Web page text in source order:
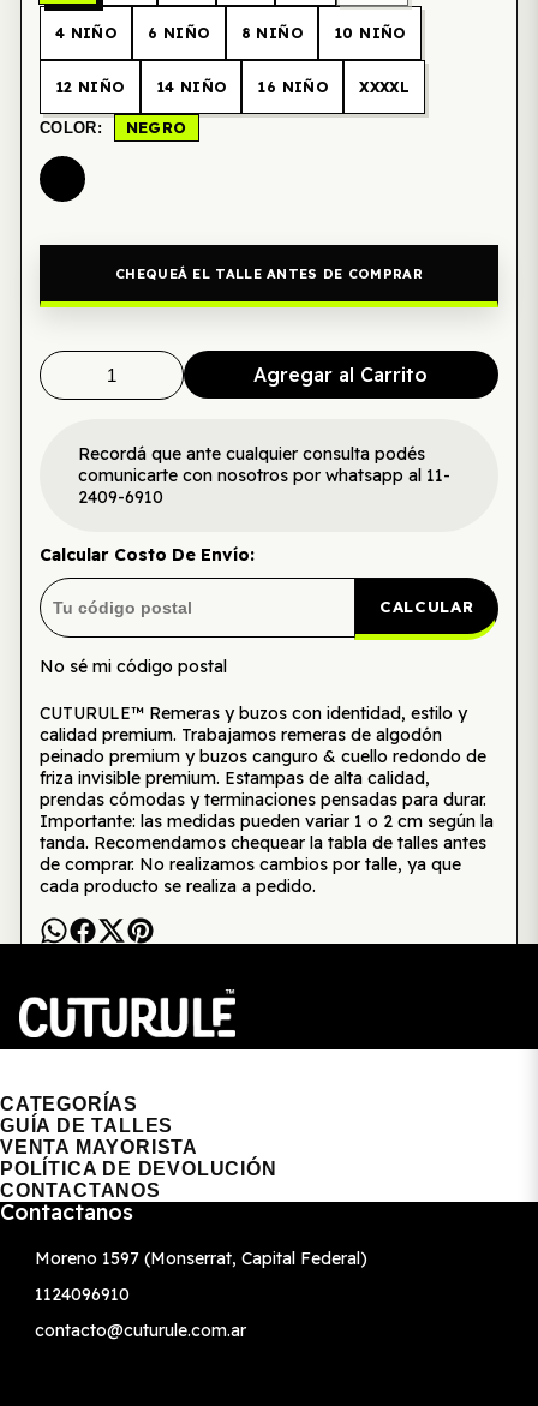
4 NIÑO 6 NIÑO 8 NIÑO 10 NIÑO
12 NIÑO 14 NIÑO 16 NIÑO XXXXL
COLOR: NEGRO
CHEQUEÁ EL TALLE ANTES DE COMPRAR
Agregar al Carrito
Recordá que ante cualquier consulta podés
comunicarte con nosotros por whatsapp al 11-
2409-6910
Calcular Costo De Envío:
CALCULAR
No sé mi código postal
CUTURULE™ Remeras y buzos con identidad, estilo y
calidad premium. Trabajamos remeras de algodón
peinado premium y buzos canguro & cuello redondo de
friza invisible premium. Estampas de alta calidad,
prendas cómodas y terminaciones pensadas para durar.
Importante: las medidas pueden variar 1 o 2 cm según la
tanda. Recomendamos chequear la tabla de talles antes
de comprar. No realizamos cambios por talle, ya que
cada producto se realiza a pedido.
CATEGORÍAS
GUÍA DE TALLES
VENTA MAYORISTA
POLÍTICA DE DEVOLUCIÓN
CONTACTANOS
Contactanos
Moreno 1597 (Monserrat, Capital Federal)
1124096910
contacto@cuturule.com.ar